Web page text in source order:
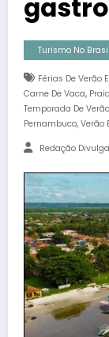
Turismo No Brasil
Férias De Verão
Carne De Vaca,
Temporada De
Pernambuco, Verão
Redação